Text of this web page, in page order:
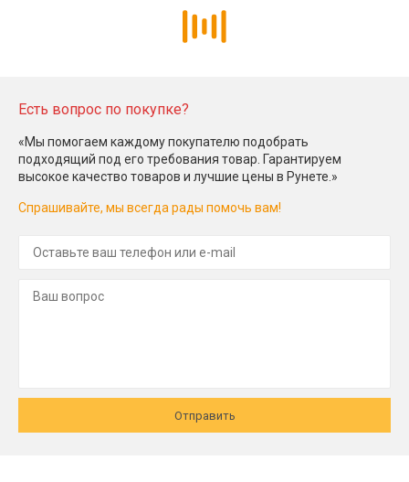
Есть вопрос по покупке?
«Мы помогаем каждому покупателю подобрать
подходящий под его требования товар. Гарантируем
высокое качество товаров и лучшие цены в Рунете.»
Спрашивайте, мы всегда рады помочь вам!
Отправить